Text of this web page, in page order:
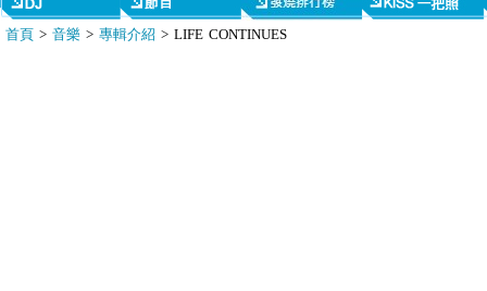
首頁 > 音樂 > 專輯介紹 > LIFE CONTINUES